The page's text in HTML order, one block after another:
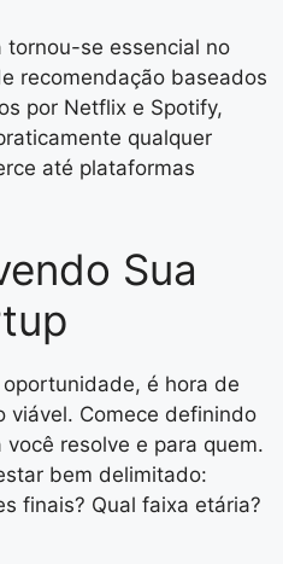
tornou-se essencial no
recomendação baseados
por Netflix e Spotify,
qualquer
até plataformas
Sua
é hora de
viável. Comece definindo
resolve e para quem.
bem delimitado:
finais? Qual faixa etária?